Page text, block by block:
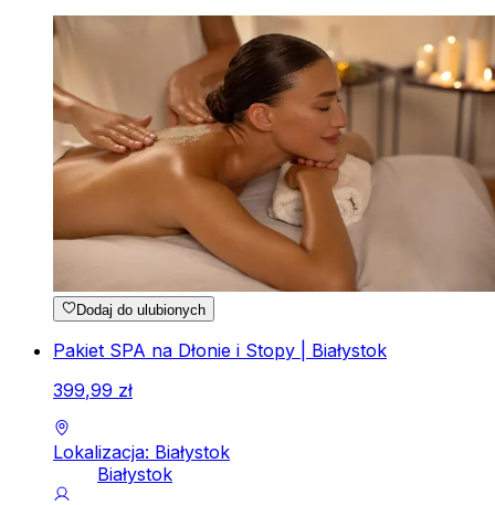
Dodaj do ulubionych
Pakiet SPA na Dłonie i Stopy | Białystok
399,99 zł
Lokalizacja: Białystok
Białystok